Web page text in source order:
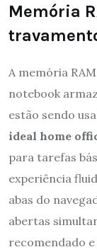
Memória
A memória
notebook
estão sendo
ideal home
para tarefas
experiência
abas do
abertas
recomendado